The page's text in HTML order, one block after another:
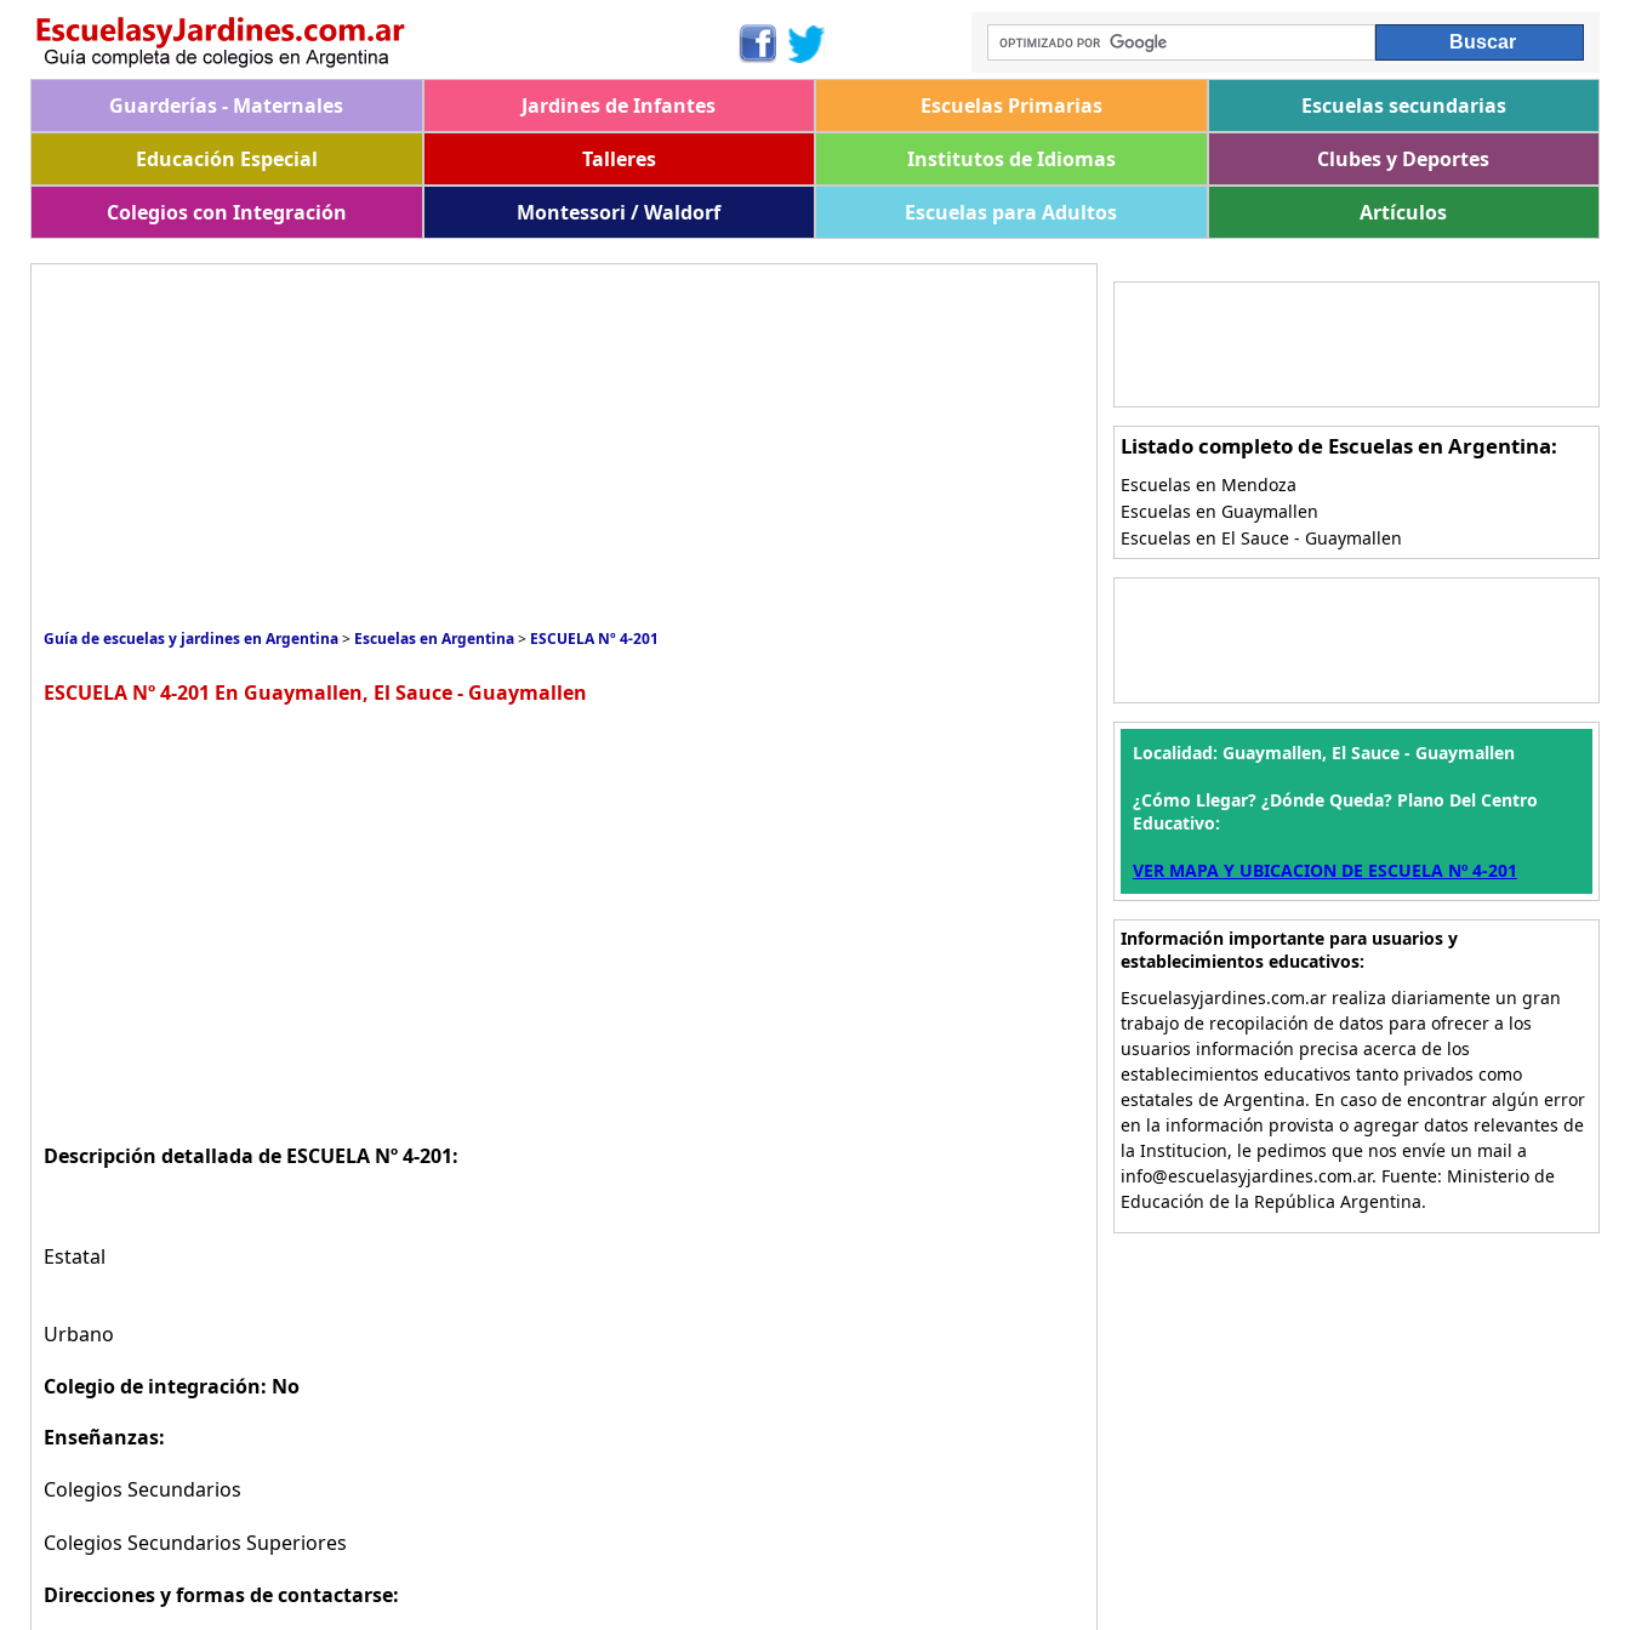
Guarderías - Maternales Jardines de Infantes Escuelas Primarias
Escuelas secundarias
Educación Especial
Talleres Institutos de Idiomas
Clubes y Deportes
Colegios con Integración
Montessori / Waldorf Escuelas para Adultos Artículos
Guía de escuelas y jardines en Argentina> Escuelas en Argentina> ESCUELA Nº 4-201
ESCUELA Nº 4-201 En Guaymallen, El Sauce - Guaymallen
Descripción detallada de ESCUELA Nº 4-201:
Estatal
Urbano
Colegio de integración: No
Enseñanzas:
Colegios Secundarios
Colegios Secundarios Superiores
Direcciones y formas de contactarse:
Listado completo de Escuelas en Argentina:
Escuelas en Mendoza
Escuelas en Guaymallen
Escuelas en El Sauce - Guaymallen
Localidad: Guaymallen, El Sauce - Guaymallen
¿Cómo Llegar? ¿Dónde Queda? Plano Del Centro
Educativo:
VER MAPA Y UBICACION DE ESCUELA Nº 4-201
Información importante para usuarios y
establecimientos educativos:
Escuelasyjardines.com.ar realiza diariamente un gran
trabajo de recopilación de datos para ofrecer a los
usuarios información precisa acerca de los
establecimientos educativos tanto privados como
estatales de Argentina. En caso de encontrar algún error
en la información provista o agregar datos relevantes de
la Institucion, le pedimos que nos envíe un mail a
info@escuelasyjardines.com.ar. Fuente: Ministerio de
Educación de la República Argentina.